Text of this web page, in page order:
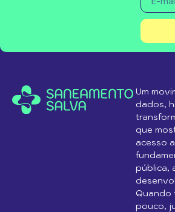
Um
dados,
que
acesso
pública,
Quando
pouco,